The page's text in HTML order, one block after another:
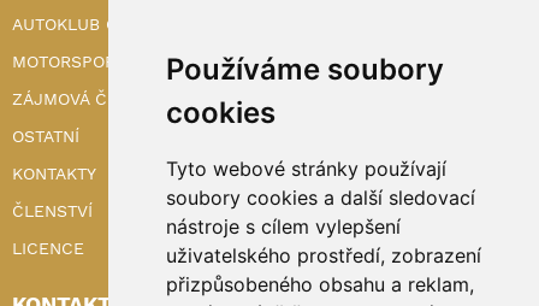
Používáme soubory
cookies
Tyto webové stránky používají
soubory cookies a další sledovací
nástroje s cílem vylepšení
uživatelského prostředí, zobrazení
přizpůsobeného obsahu a reklam,
AUTOKLUB ČR
MOTORSPORT
ZÁJMOVÁ ČINNOST
OSTATNÍ
KONTAKTY
ČLENSTVÍ
LICENCE